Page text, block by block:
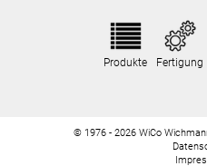
Produkte Fertigung
© 1976 - 2026 WiCo